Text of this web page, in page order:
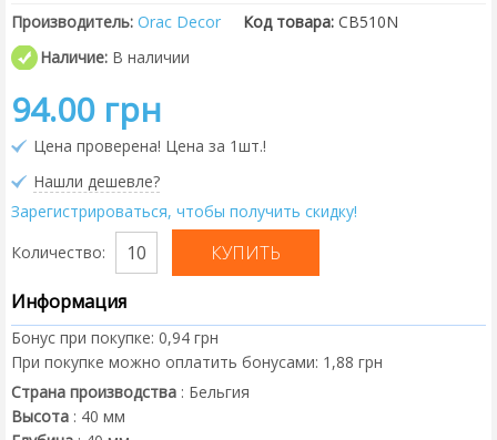
Производитель: Orac Decor Код товара: CB510N
Наличие: В наличии
94.00 грн
Цена проверена! Цена за 1шт.!
Нашли дешевле?
Зарегистрироваться, чтобы получить скидку!
Количество:
Информация
Бонус при покупке: 0,94 грн
При покупке можно оплатить бонусами: 1,88 грн
Страна производства : Бельгия
Высота : 40 мм